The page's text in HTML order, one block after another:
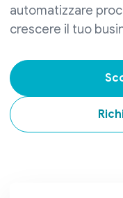
automatizzare
crescere il tuo